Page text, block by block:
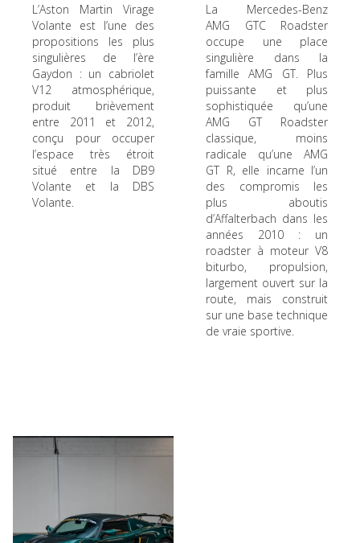
L’Aston Martin Virage
Volante est l’une des
propositions les plus
singulières de l’ère
Gaydon : un cabriolet
V12 atmosphérique,
produit brièvement
entre 2011 et 2012,
conçu pour occuper
l’espace très étroit
situé entre la DB9
Volante et la DBS
Volante.
La Mercedes-Benz
AMG GTC Roadster
occupe une place
singulière dans la
famille AMG GT. Plus
puissante et plus
sophistiquée qu’une
AMG GT Roadster
classique, moins
radicale qu’une AMG
GT R, elle incarne l’un
des compromis les
plus aboutis
d’Affalterbach dans les
années 2010 : un
roadster à moteur V8
biturbo, propulsion,
largement ouvert sur la
route, mais construit
sur une base technique
de vraie sportive.